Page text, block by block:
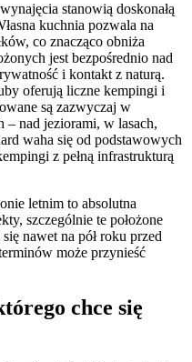
stanowią doskonałą
kuchnia pozwala na
co znacząco obniża
jest bezpośrednio nad
i kontakt z naturą.
oferują liczne kempingi i
są zazwyczaj w
– nad jeziorami, w lasach,
waha się od podstawowych
z pełną infrastrukturą
letnim to absolutna
szczególnie te położone
nawet na pół roku przed
może przynieść
chce się